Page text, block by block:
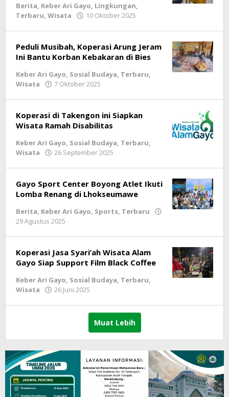
Berita, Keber Ari Gayo, Lingkungan,
Terbaru, Wisata 10 Oktober 2025
Peduli Musibah, Koperasi Arung Jeram
Ini Bantu Korban Kebakaran di Bies
Keber Ari Gayo, Sosial Budaya, Terbaru,
Wisata
7 Oktober 2025
Koperasi di Takengon ini Siapkan
Wisata Ramah Disabilitas
Keber Ari Gayo, Sosial Budaya, Terbaru,
Wisata
26 September 2025
Gayo Sport Center Boyong Atlet Ikuti
Lomba Renang di Lhokseumawe
Berita, Keber Ari Gayo, Sports, Terbaru
29 Agustus 2025
Koperasi Jasa Syari’ah Wisata Alam
Gayo Siap Support Film Black Coffee
Keber Ari Gayo, Sosial Budaya, Terbaru,
Wisata
26 Juni 2025
Muat Lebih